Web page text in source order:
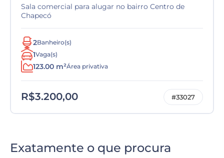
Sala comercial para alugar no bairro Centro de
Chapecó
2Banheiro(s)
1Vaga(s)
123.00 m²Área privativa
R$3.200,00 #33027
Exatamente o que procura